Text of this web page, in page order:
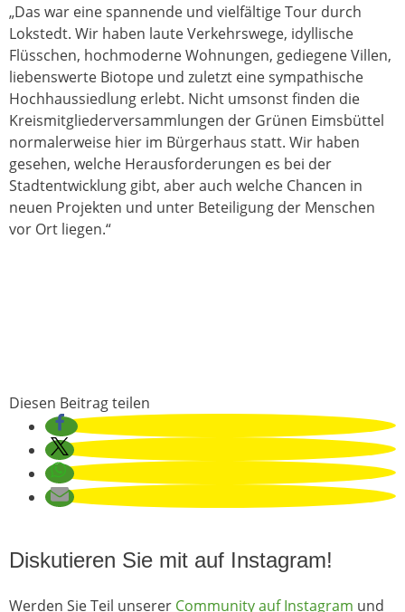
„Das war eine spannende und vielfältige Tour durch
Lokstedt. Wir haben laute Verkehrswege, idyllische
Flüsschen, hochmoderne Wohnungen, gediegene Villen,
liebenswerte Biotope und zuletzt eine sympathische
Hochhaussiedlung erlebt. Nicht umsonst finden die
Kreismitgliederversammlungen der Grünen Eimsbüttel
normalerweise hier im Bürgerhaus statt. Wir haben
gesehen, welche Herausforderungen es bei der
Stadtentwicklung gibt, aber auch welche Chancen in
neuen Projekten und unter Beteiligung der Menschen
vor Ort liegen.“
Diesen Beitrag teilen
Diskutieren Sie mit auf Instagram!
Werden Sie Teil unserer Community auf Instagram und